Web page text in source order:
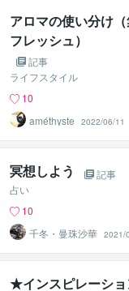
アロマの使い分け
フレッシュ）
記事
ライフスタイル
10
améthyste
2022/06/11
冥想しよう
記事
占い
10
千冬・曼珠沙華 2021/
★インスピレーシ